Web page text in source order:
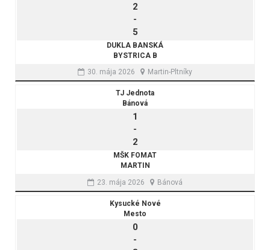
2
-
5
DUKLA BANSKÁ
BYSTRICA B
30. mája 2026
Martin-Pltníky
TJ Jednota
Bánová
1
-
2
MŠK FOMAT
MARTIN
23. mája 2026
Bánová
Kysucké Nové
Mesto
0
-